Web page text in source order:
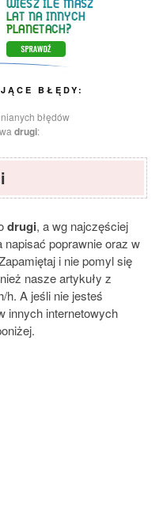
BŁĘDY:
błędów
drugi:
drugi, a wg najczęściej
poprawnie oraz w
i nie pomyl się
nasze artykuły z
h. A jeśli nie jesteś
innych internetowych